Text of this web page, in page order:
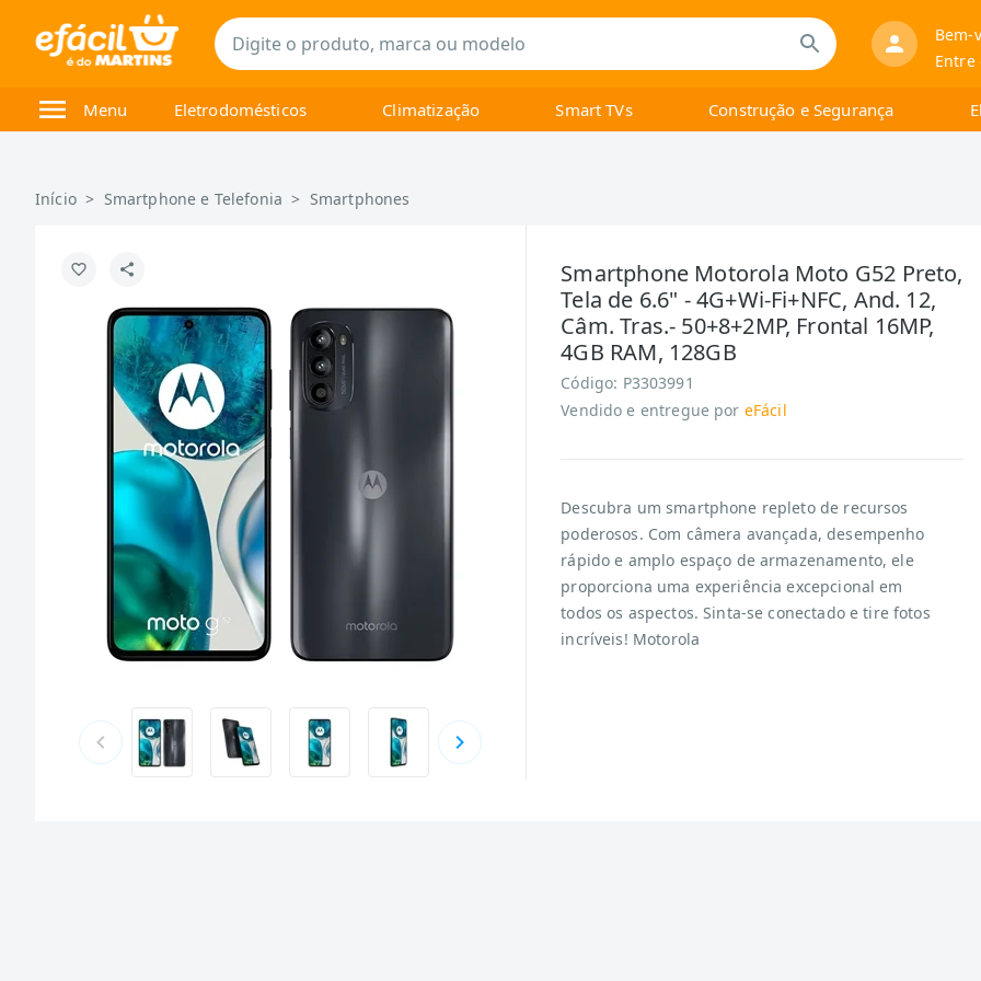
Bem-
Entre
Menu Eletrodomésticos Climatização Smart TVs Construção e Segurança
Início > Smartphone e Telefonia > Smartphones
Smartphone Motorola Moto G52 Preto,
Tela de 6.6" - 4G+Wi-Fi+NFC, And. 12,
Câm. Tras.- 50+8+2MP, Frontal 16MP,
4GB RAM, 128GB
Código: P3303991
Vendido e entregue por eFácil
Descubra um smartphone repleto de recursos
poderosos. Com câmera avançada, desempenho
rápido e amplo espaço de armazenamento, ele
proporciona uma experiência excepcional em
todos os aspectos. Sinta-se conectado e tire fotos
incríveis! Motorola